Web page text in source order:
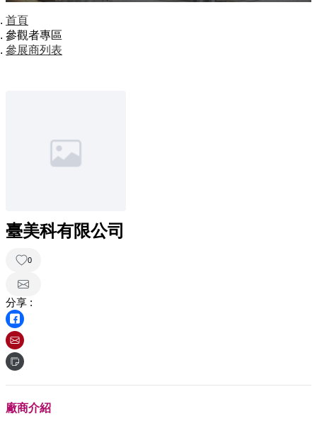
首頁
參觀者專區
參展商列表
臺美科有限公司
0
分享 :
廠商介紹